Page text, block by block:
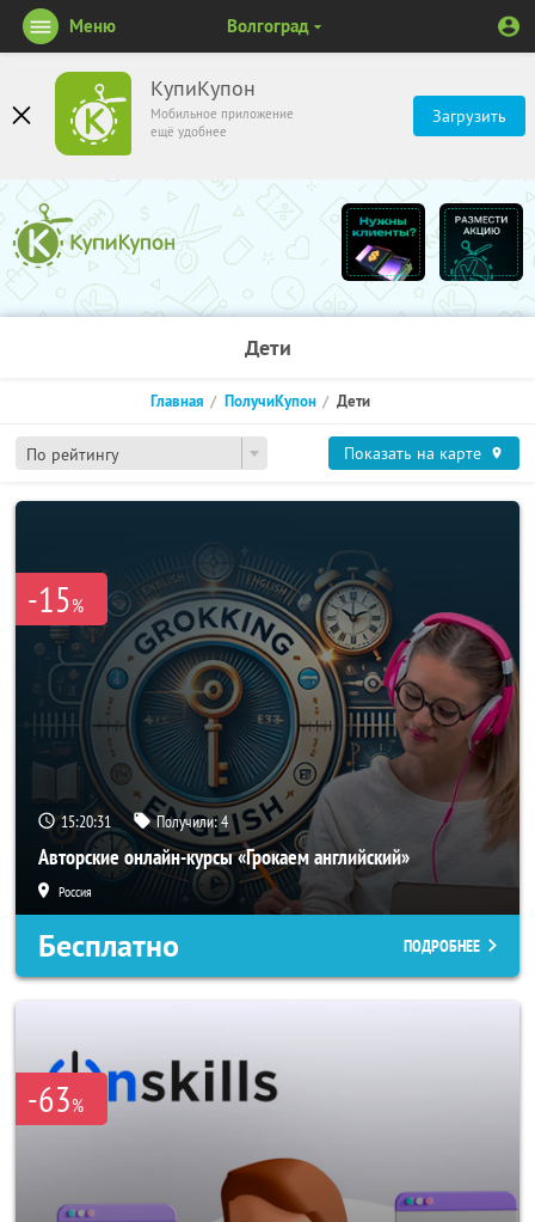
КупиКупон
Мобильное приложение
ещё удобнее
Загрузить
Меню Волгоград
Дети
По рейтингу
Главная ПолучиКупон Дети
Показать на карте
-15%
15:20:31 Получили:4
Авторские онлайн-курсы «Грокаем английский»
Россия
Бесплатно ПОДРОБНЕЕ
-63%